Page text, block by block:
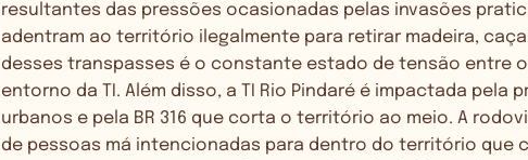
resultantes das pressões ocasionadas pelas invasões
adentram ao território ilegalmente para retirar madeira,
desses transpasses é o constante estado de tensão entre
entorno da TI. Além disso, a TI Rio Pindaré é impactada pela
urbanos e pela BR 316 que corta o território ao meio. A
de pessoas má intencionadas para dentro do território que